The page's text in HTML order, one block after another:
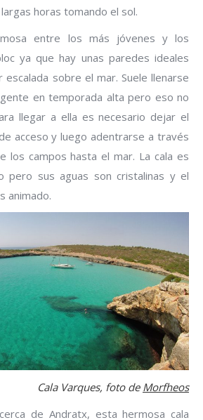
horas tomando el sol.
entre los más jóvenes y los
ya que hay unas paredes ideales
sobre el mar. Suele llenarse
en temporada alta pero eso no
llegar a ella es necesario dejar el
acceso y luego adentrarse a través
los campos hasta el mar. La cala es
pero sus aguas son cristalinas y el
animado.
Cala Varques, foto de Morfheos
de Andratx, esta hermosa cala